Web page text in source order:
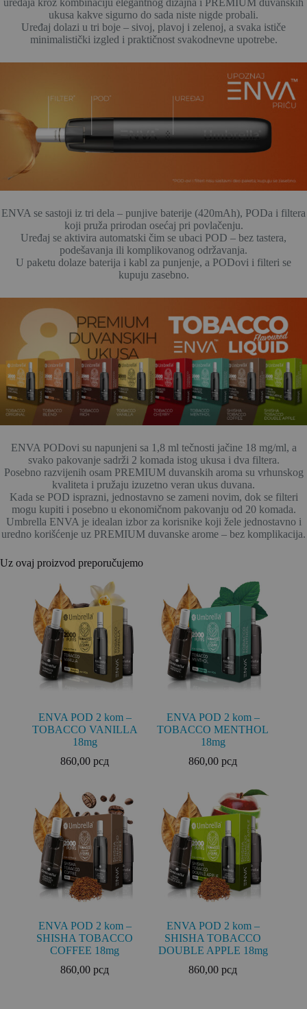
ukusa kakve sigurno do sada niste nigde probali.
Uređaj dolazi u tri boje – sivoj, plavoj i zelenoj, a svaka ističe
minimalistički izgled i praktičnost svakodnevne upotrebe.
ENVA se sastoji iz tri dela – punjive baterije (420mAh), PODa i filtera
koji pruža prirodan osećaj pri povlačenju.
Uređaj se aktivira automatski čim se ubaci POD – bez tastera,
podešavanja ili komplikovanog održavanja.
U paketu dolaze baterija i kabl za punjenje, a PODovi i filteri se
kupuju zasebno.
ENVA PODovi su napunjeni sa 1,8 ml tečnosti jačine 18 mg/ml, a
svako pakovanje sadrži 2 komada istog ukusa i dva filtera.
Posebno razvijenih osam PREMIUM duvanskih aroma su vrhunskog
kvaliteta i pružaju izuzetno veran ukus duvana.
Kada se POD isprazni, jednostavno se zameni novim, dok se filteri
mogu kupiti i posebno u ekonomičnom pakovanju od 20 komada.
Umbrella ENVA je idealan izbor za korisnike koji žele jednostavno i
uredno korišćenje uz PREMIUM duvanske arome – bez komplikacija.
Uz ovaj proizvod preporučujemo
ENVA POD 2 kom –
TOBACCO VANILLA
18mg
860,00рсд
ENVA POD 2 kom –
TOBACCO MENTHOL
18mg
860,00рсд
ENVA POD 2 kom –
SHISHA TOBACCO
COFFEE 18mg
860,00рсд
ENVA POD 2 kom –
SHISHA TOBACCO
DOUBLE APPLE 18mg
860,00рсд